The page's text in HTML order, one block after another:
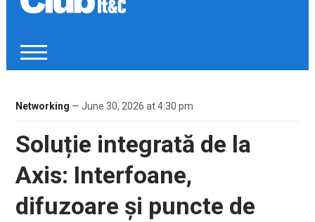
Networking — June 30, 2026 at 4:30 pm
Soluție integrată de la
Axis: Interfoane,
difuzoare și puncte de